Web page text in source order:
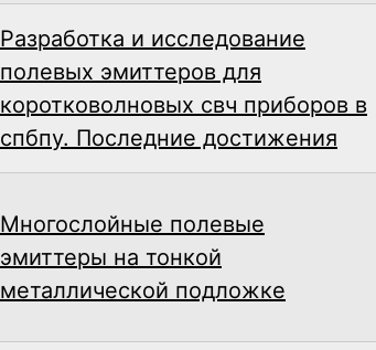
Разработка и исследование
полевых эмиттеров для
коротковолновых свч приборов в
спбпу. Последние достижения
Многослойные полевые
эмиттеры на тонкой
металлической подложке